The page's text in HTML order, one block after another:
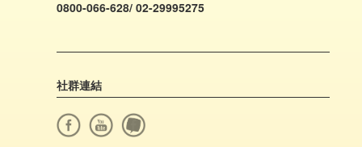
0800-066-628/ 02-29995275
社群連結